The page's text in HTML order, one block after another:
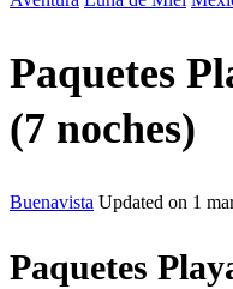
Paquetes
(7 noches)
Buenavista Updated on 1
Paquetes